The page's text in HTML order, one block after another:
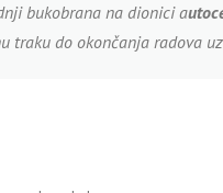
bukobrana na dionici a
traku do okončanja radova